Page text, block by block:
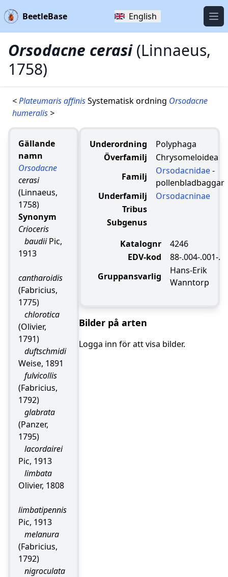
BeetleBase English
Orsodacne cerasi (Linnaeus,
1758)
<Plateumaris affinisSystematisk ordning Orsodacne
humeralis >
Gällande
namn
Orsodacne
cerasi
(Linnaeus,
1758)
Synonym
Crioceris
baudiiPic,
1913
cantharoidis
(Fabricius,
1775)
chlorotica
(Olivier,
1791)
duftschmidi
Weise, 1891
fulvicollis
(Fabricius,
1792)
glabrata
(Panzer,
1795)
lacordairei
Pic, 1913
limbata
Olivier, 1808
limbatipennis
Pic, 1913
melanura
(Fabricius,
1792)
nigroculata
Underordning
Polyphaga
Överfamilj
Chrysomeloidea
Familj
Orsodacnidae-
pollenbladbaggar
Underfamilj
Orsodacninae
Tribus
Subgenus
Katalognr
4246
EDV-kod
88-.004-.001-.
Gruppansvarlig
Hans-Erik
Wanntorp
Bilder på arten
Logga inn för att visa bilder.